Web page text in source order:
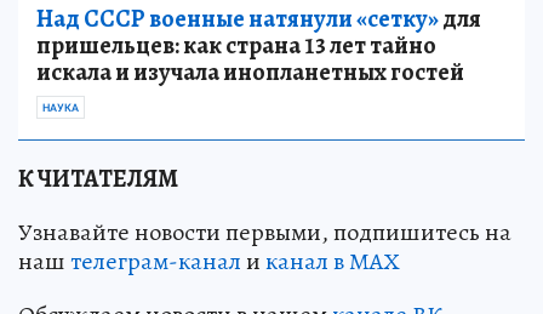
Над СССР военные натянули «сетку»для
пришельцев: как страна 13 лет тайно
искала и изучала инопланетных гостей
НАУКА
К ЧИТАТЕЛЯМ
Узнавайте новости первыми, подпишитесь на
наштелеграм-каналиканал в МАХ